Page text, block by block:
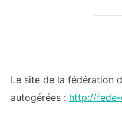
Le site de la fédération
autogérées : http://